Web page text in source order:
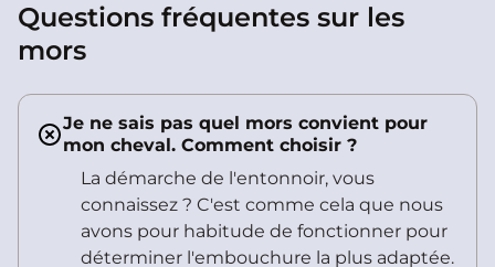
Questions fréquentes sur les
mors
Je ne sais pas quel mors convient pour
mon cheval. Comment choisir ?
La démarche de l'entonnoir, vous
connaissez ? C'est comme cela que nous
avons pour habitude de fonctionner pour
déterminer l'embouchure la plus adaptée.